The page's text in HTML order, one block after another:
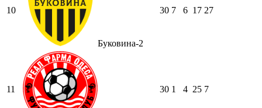
10
Буковина-2
30 7 6 17 27
11 30 1 4 25 7